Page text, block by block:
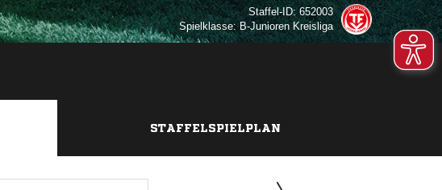
Staffel-ID: 652003
Spielklasse: B-Junioren Kreisliga
STAFFELSPIELPLAN